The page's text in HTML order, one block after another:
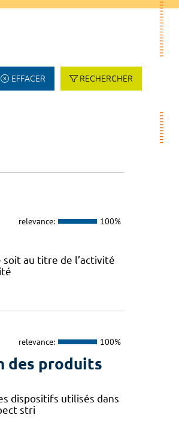
EFFACER RECHERCHER
relevance: 100%
au titre de l’activité
relevance: 100%
des produits
dispositifs utilisés dans
stri